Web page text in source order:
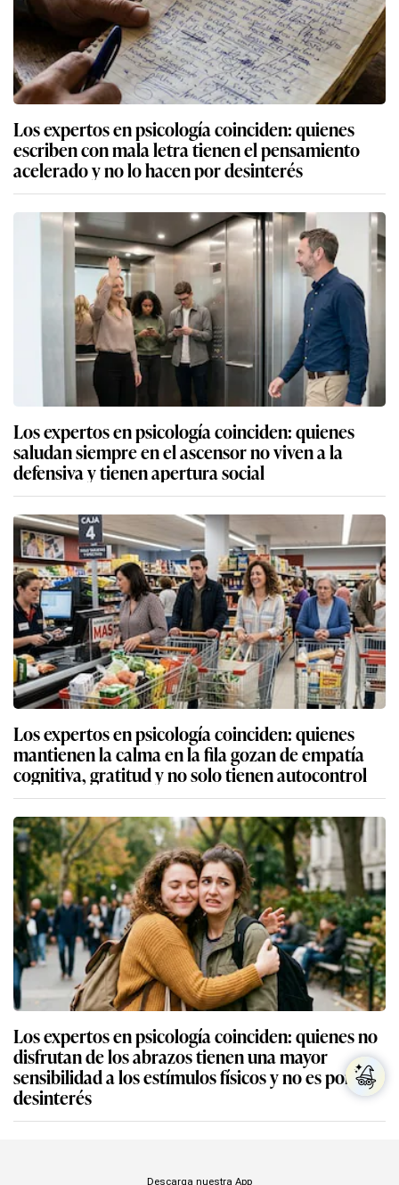
Los expertos en psicología coinciden: quienes
escriben con mala letra tienen el pensamiento
acelerado y no lo hacen por desinterés
Los expertos en psicología coinciden: quienes
saludan siempre en el ascensor no viven a la
defensiva y tienen apertura social
Los expertos en psicología coinciden: quienes
mantienen la calma en la fila gozan de empatía
cognitiva, gratitud y no solo tienen autocontrol
Los expertos en psicología coinciden: quienes no
disfrutan de los abrazos tienen una mayor
sensibilidad a los estímulos físicos y no es por
desinterés
Descarga nuestra App